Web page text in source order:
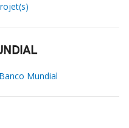
Mundial